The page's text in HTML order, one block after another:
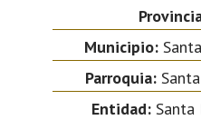
Municipio:
Parroquia:
Entidad:Santa